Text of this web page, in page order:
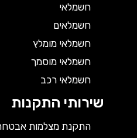
חשמלאי
חשמלאים
חשמלאי מומלץ
חשמלאי מוסמך
חשמלאי רכב
שירותי התקנות
התקנת מצלמות אבטחה